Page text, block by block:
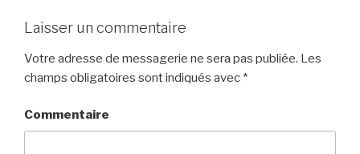
Laisser un commentaire
Votre adresse de messagerie ne sera pas publiée. Les
champs obligatoires sont indiqués avec *
Commentaire